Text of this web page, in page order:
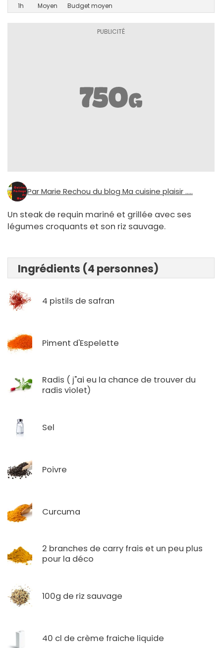
1h Moyen Budget moyen
Par Marie Rechou du blog Ma cuisine plaisir .....
Un steak de requin mariné et grillée avec ses
légumes croquants et son riz sauvage.
Ingrédients (4 personnes)
4 pistils de safran
Piment d'Espelette
Radis ( j"ai eu la chance de trouver du
radis violet)
Sel
Poivre
Curcuma
2 branches de carry frais et un peu plus
pour la déco
100g de riz sauvage
40 cl de crème fraiche liquide